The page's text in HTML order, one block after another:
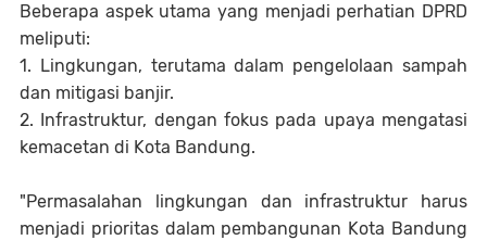
Beberapa aspek utama yang menjadi perhatian DPRD
meliputi:
1. Lingkungan, terutama dalam pengelolaan sampah
dan mitigasi banjir.
2. Infrastruktur, dengan fokus pada upaya mengatasi
kemacetan di Kota Bandung.
"Permasalahan lingkungan dan infrastruktur harus
menjadi prioritas dalam pembangunan Kota Bandung